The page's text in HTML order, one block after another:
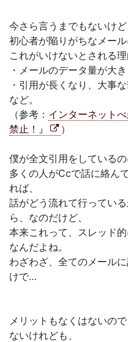
今さら言うまでもないけ
初心者が陥りがちなメー
これがいけないとされる理
・メールのデータ量が大き
・引用が長くなり、大事
など。
（参考： インターネット
禁止！』
）
僕が全文引用をしている
多くの人がCcで話に絡ん
れば、
話がどう流れて行ってい
ら、なのだけど、
本来これって、スレッド
なんだよね。
わざわざ、全てのメール
けで…
メリットもなくはないの
ないけれども、